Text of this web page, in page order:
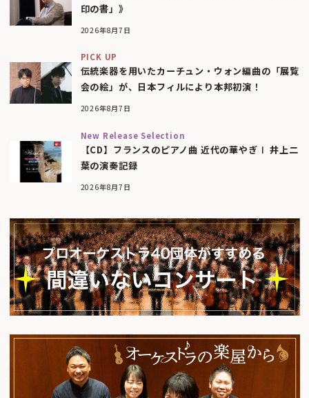
印の書」》
2026年8月7日
PICK UP
伝統楽器を用いたカーチュン・ウォン編曲の「展覧
会の絵」が、日本フィルにより本邦初演！
2026年8月7日
New Release Selection
【CD】フランスのピアノ曲 近代の華やぎⅠ 井上二
葉の演奏記録
2026年8月7日